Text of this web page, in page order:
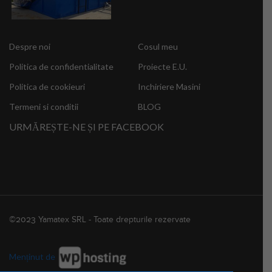
Despre noi
Politica de confidentialitate
Politica de cookieuri
Termeni si conditii
Cosul meu
Proiecte E.U.
Inchiriere Masini
BLOG
URMĂREȘTE-NE ȘI PE FACEBOOK
©2023 Yamatex SRL - Toate drepturile rezervate
Menținut de